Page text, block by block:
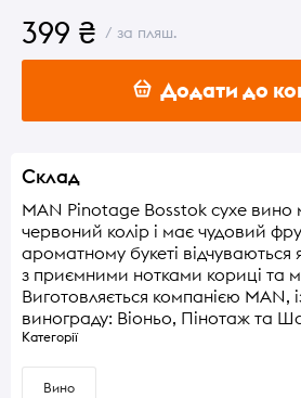
399 ₴ / за пляш.
Додати до
Склад
MAN Pinotage Bosstok сухе вино
червоний колір і має чудовий
ароматному букеті
з приємними нотками кориці та
Виготовляється компанією MAN,
винограду: Віоньо, Пінотаж та
Категорії
Вино